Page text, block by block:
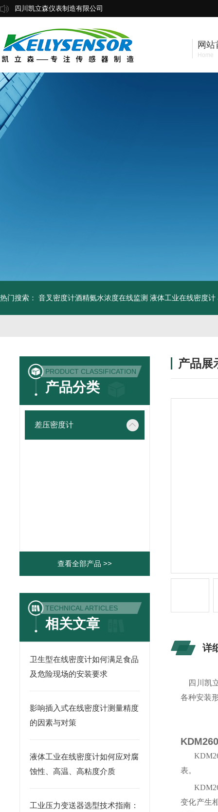
四川凯立森仪表制造有限公司
网站
Home
热门搜索： 音叉密度计酒精氨水浓度在线监测 液体工业在线密度计
PRODUCT CLASSIFICATION
产品分类
差压密度计
查看全部产品 >>
TECHNICAL ARTICLES
相关文章
卫生型在线密度计如何满足食品
及危险现场的安装要求
影响插入式在线密度计测量精度
的因素与对策
液体工业在线密度计如何应对腐
蚀性、高温、高粘度介质
工业压力变送器选型技术指南：
产品展
详
四川凯
各种安装
表。
变化产生